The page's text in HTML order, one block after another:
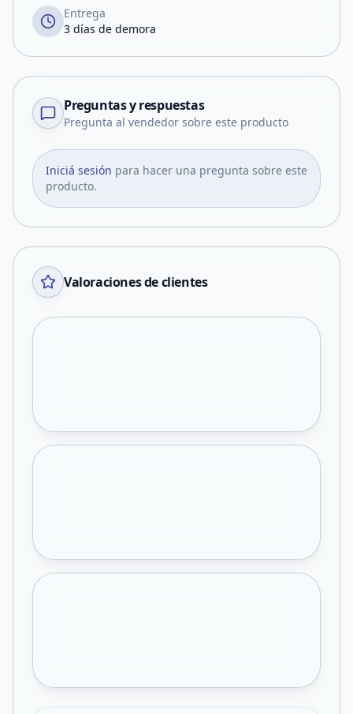
Entrega
3 días de demora
Preguntas y respuestas
Pregunta al vendedor sobre este producto
Iniciá sesión para hacer una pregunta sobre este
producto.
Valoraciones de clientes